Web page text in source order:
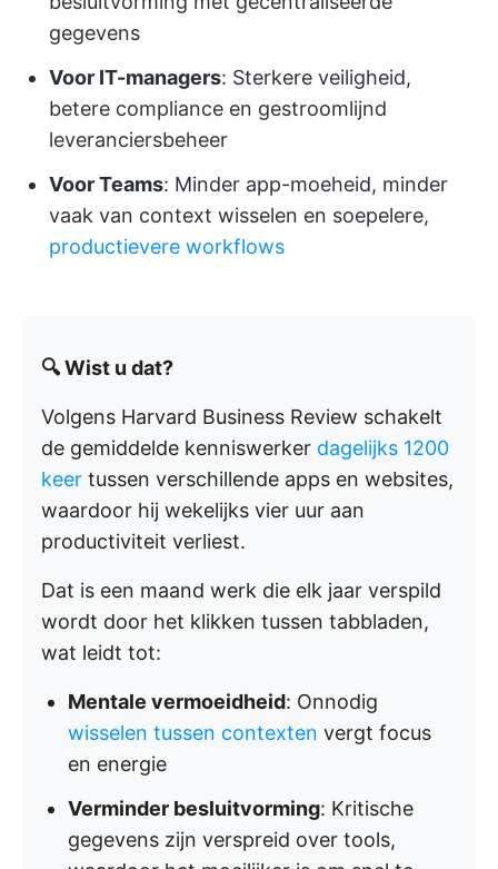
gegevens
Voor IT-managers: Sterkere veiligheid,
betere compliance en gestroomlijnd
leveranciersbeheer
Voor Teams: Minder app-moeheid, minder
vaak van context wisselen en soepelere,
productievere workflows
🔍 Wist u dat?
Volgens Harvard Business Review schakelt
de gemiddelde kenniswerker dagelijks 1200
keer tussen verschillende apps en websites,
waardoor hij wekelijks vier uur aan
productiviteit verliest.
Dat is een maand werk die elk jaar verspild
wordt door het klikken tussen tabbladen,
wat leidt tot:
Mentale vermoeidheid: Onnodig
wisselen tussen contexten vergt focus
en energie
Verminder besluitvorming: Kritische
gegevens zijn verspreid over tools,